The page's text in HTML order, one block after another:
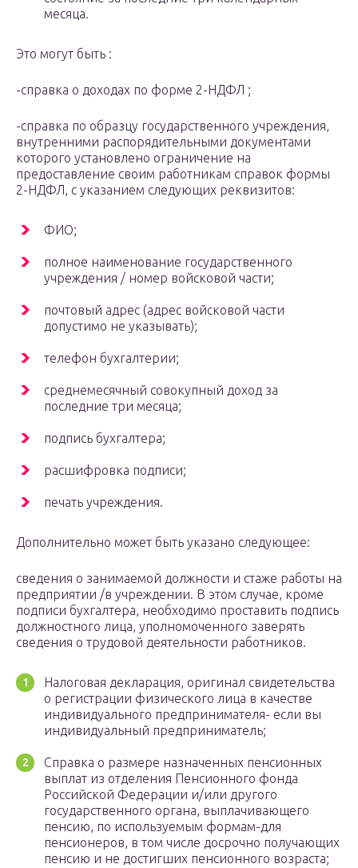
месяца.
Это могут быть :
-справка о доходах по форме 2-НДФЛ ;
-справка по образцу государственного учреждения,
внутренними распорядительными документами
которого установлено ограничение на
предоставление своим работникам справок формы
2-НДФЛ, с указанием следующих реквизитов:
ФИО;
полное наименование государственного
учреждения / номер войсковой части;
почтовый адрес (адрес войсковой части
допустимо не указывать);
телефон бухгалтерии;
среднемесячный совокупный доход за
последние три месяца;
подпись бухгалтера;
расшифровка подписи;
печать учреждения.
Дополнительно может быть указано следующее:
сведения о занимаемой должности и стаже работы на
предприятии /в учреждении. В этом случае, кроме
подписи бухгалтера, необходимо проставить подпись
должностного лица, уполномоченного заверять
сведения о трудовой деятельности работников.
Налоговая декларация, оригинал свидетельства
о регистрации физического лица в качестве
индивидуального предпринимателя- если вы
индивидуальный предприниматель;
Справка о размере назначенных пенсионных
выплат из отделения Пенсионного фонда
Российской Федерации и/или другого
государственного органа, выплачивающего
пенсию, по используемым формам-для
пенсионеров, в том числе досрочно получающих
пенсию и не достигших пенсионного возраста;